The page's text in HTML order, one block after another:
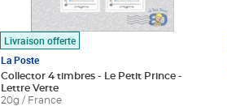
Livraison offerte
La Poste
Collector 4 timbres - Le Petit Prince -
Lettre Verte
20g / France